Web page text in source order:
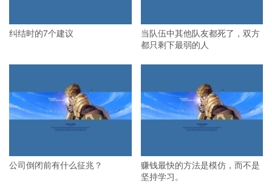
纠结时的7个建议
当队伍中其他队友都死了，双方
都只剩下最弱的人
公司倒闭前有什么征兆？
赚钱最快的方法是模仿，而不是
坚持学习。